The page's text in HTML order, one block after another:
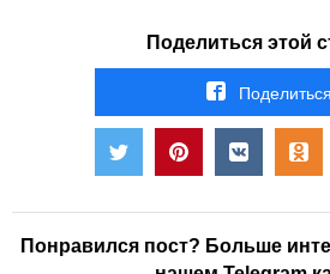
Поделиться этой
Поделиться
Понравился пост? Больше